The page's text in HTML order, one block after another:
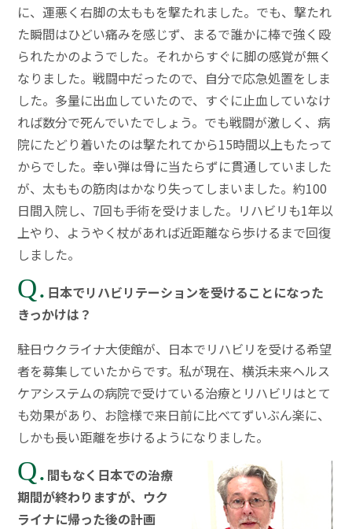
に、運悪く右脚の太ももを撃たれました。でも、撃たれ
た瞬間はひどい痛みを感じず、まるで誰かに棒で強く殴
られたかのようでした。それからすぐに脚の感覚が無く
なりました。戦闘中だったので、自分で応急処置をしま
した。多量に出血していたので、すぐに止血していなけ
れば数分で死んでいたでしょう。でも戦闘が激しく、病
院にたどり着いたのは撃たれてから15時間以上もたって
からでした。幸い弾は骨に当たらずに貫通していました
が、太ももの筋肉はかなり失ってしまいました。約100
日間入院し、7回も手術を受けました。リハビリも1年以
上やり、ようやく杖があれば近距離なら歩けるまで回復
しました。
Q. 日本でリハビリテーションを受けることになった
きっかけは？
――駐日ウクライナ大使館が、日本でリハビリを受ける希望
者を募集していたからです。私が現在、横浜未来ヘルス
ケアシステムの病院で受けている治療とリハビリはとて
も効果があり、お陰様で来日前に比べてずいぶん楽に、
しかも長い距離を歩けるようになりました。
Q. 間もなく日本での治療
期間が終わりますが、ウク
ライナに帰った後の計画